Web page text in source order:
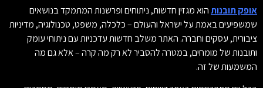
אופק תובנותהוא מגזין חדשות, ניתוחים ופרשנות המתמקד בנושאים
שמשפיעים באמת על ישראל והעולם – כלכלה, משפט, טכנולוגיה, מדיניות
ציבורית, עסקים וחברה. האתר משלב חדשות עדכניות עם ניתוחי עומק
ותובנות של מומחים, במטרה להסביר לא רק מה קרה – אלא גם מה
המשמעות של זה.